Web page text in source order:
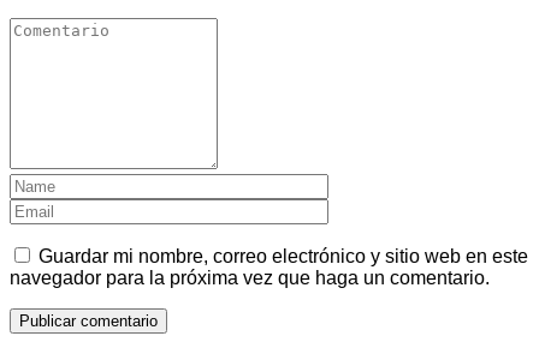
Guardar mi nombre, correo electrónico y sitio web en este
navegador para la próxima vez que haga un comentario.